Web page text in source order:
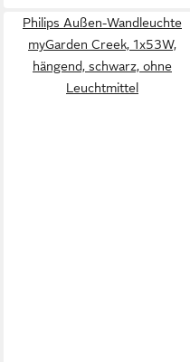
Philips Außen-Wandleuchte
myGarden Creek, 1x53W,
hängend, schwarz, ohne
Leuchtmittel